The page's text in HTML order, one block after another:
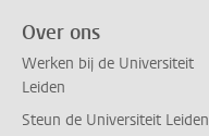
Over ons
Werken bij de Universiteit
Leiden
Steun de Universiteit Leiden